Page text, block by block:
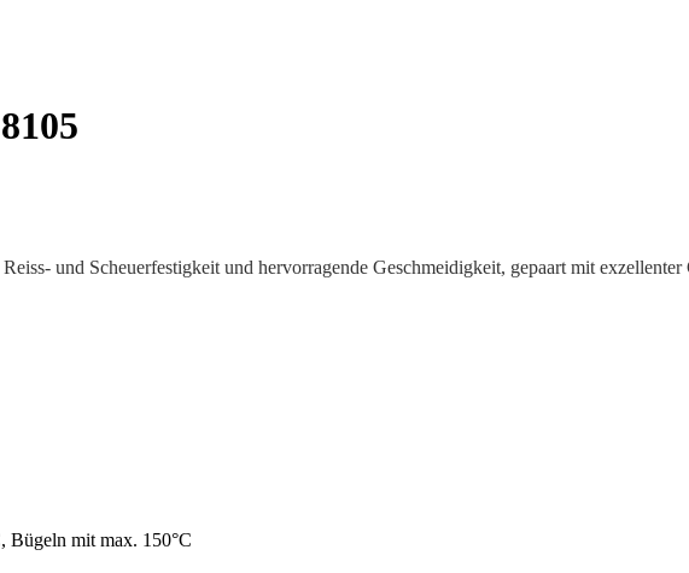
und Scheuerfestigkeit und hervorragende Geschmeidigkeit, gepaart mit exzellenter
Bügeln mit max. 150°C